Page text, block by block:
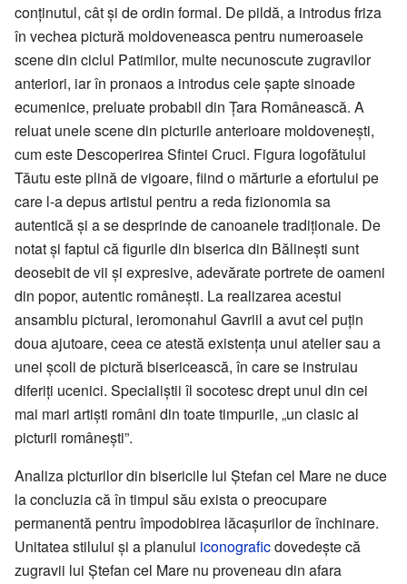
conținutul, cât și de ordin formal. De pildă, a introdus friza
în vechea pictură moldoveneasca pentru numeroasele
scene din ciclul Patimilor, multe necunoscute zugravilor
anteriori, iar în pronaos a introdus cele șapte sinoade
ecumenice, preluate probabil din Țara Românească. A
reluat unele scene din picturile anterioare moldovenești,
cum este Descoperirea Sfintei Cruci. Figura logofătului
Tăutu este plină de vigoare, fiind o mărturie a efortului pe
care l-a depus artistul pentru a reda fizionomia sa
autentică și a se desprinde de canoanele tradiționale. De
notat și faptul că figurile din biserica din Bălinești sunt
deosebit de vii și expresive, adevărate portrete de oameni
din popor, autentic românești. La realizarea acestui
ansamblu pictural, ieromonahul Gavriil a avut cel puțin
doua ajutoare, ceea ce atestă existența unui atelier sau a
unei școli de pictură bisericească, în care se instruiau
diferiți ucenici. Specialiștii îl socotesc drept unul din cei
mai mari artiști români din toate timpurile, „un clasic al
picturii românești”.
Analiza picturilor din bisericile lui Ștefan cel Mare ne duce
la concluzia că în timpul său exista o preocupare
permanentă pentru împodobirea lăcașurilor de închinare.
Unitatea stilului și a planului iconograficdovedește că
zugravii lui Ștefan cel Mare nu proveneau din afara